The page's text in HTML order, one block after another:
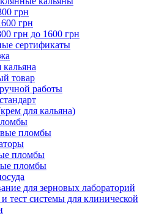
грн
грн
грн до 1600 грн
сертификаты
кальяна
товар
работы
для кальяна)
пломбы
пломбы
пломбы
для зерновых лабораторий
тест системы для клинической